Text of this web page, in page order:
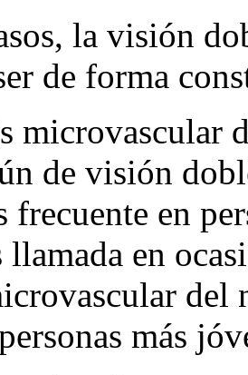
la visión
de forma
microvascular
de visión
frecuente en
llamada en
del
más